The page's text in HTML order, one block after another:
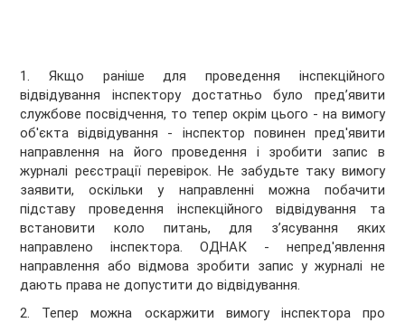
1. Якщо раніше для проведення інспекційного
відвідування інспектору достатньо було пред’явити
службове посвідчення, то тепер окрім цього - на вимогу
об'єкта відвідування - інспектор повинен пред'явити
направлення на його проведення і зробити запис в
журналі реєстрації перевірок. Не забудьте таку вимогу
заявити, оскільки у направленні можна побачити
підставу проведення інспекційного відвідування та
встановити коло питань, для з’ясування яких
направлено інспектора. ОДНАК - непред'явлення
направлення або відмова зробити запис у журналі не
дають права не допустити до відвідування.
2. Тепер можна оскаржити вимогу інспектора про